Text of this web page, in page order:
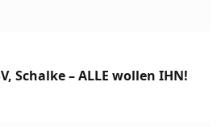
Schalke – ALLE wollen IHN!